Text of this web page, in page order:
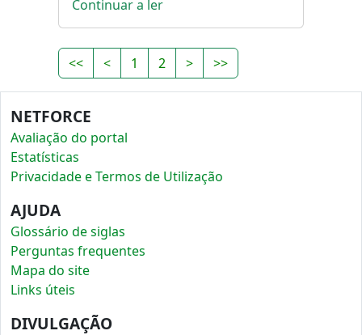
Continuar a ler
<< < 1 2 > >>
NETFORCE
Avaliação do portal
Estatísticas
Privacidade e Termos de Utilização
AJUDA
Glossário de siglas
Perguntas frequentes
Mapa do site
Links úteis
DIVULGAÇÃO